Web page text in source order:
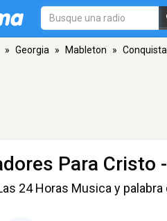
» Georgia » Mableton »
Para Cristo
24 Horas Musica y palabra